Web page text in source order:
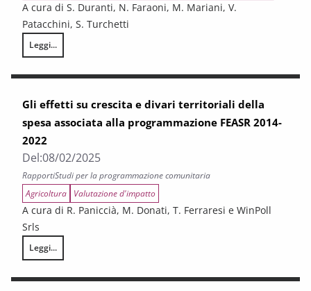
A cura di S. Duranti, N. Faraoni, M. Mariani, V.
Patacchini, S. Turchetti
Leggi...
Istruzione e formazione per l’agricoltura in Toscana
Gli effetti su crescita e divari territoriali della
spesa associata alla programmazione FEASR 2014-
2022
Del:08/02/2025
RapportiStudi per la programmazione comunitaria
Agricoltura
Valutazione d'impatto
A cura di R. Paniccià, M. Donati, T. Ferraresi e WinPoll
Srls
Leggi...
Gli effetti su crescita e divari territoriali della spesa associata alla